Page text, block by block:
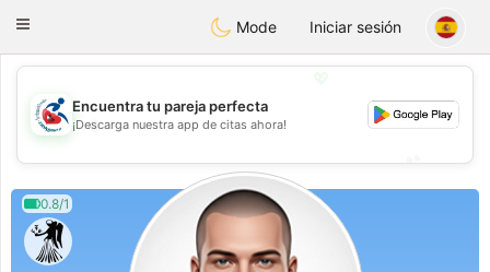
Handi Space
Toggle
Mode Iniciar sesión
💖
💕
Encuentra tu pareja perfecta
¡Descarga nuestra app de citas ahora!
0.8/1